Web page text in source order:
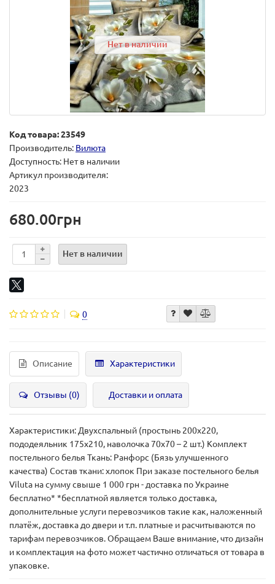
Нет в наличии
Код товара: 23549
Производитель: Вилюта
Доступность: Нет в наличии
Артикул производителя:
2023
680.00грн
Нет в наличии
0
Описание Характеристики
Отзывы (0) Доставки и оплата
Характеристики: Двухспальный (простынь 200х220,
пододеяльник 175х210, наволочка 70х70 – 2 шт.) Комплект
постельного белья Ткань: Ранфорс (Бязь улучшенного
качества) Состав ткани: хлопок При заказе постельного белья
Viluta на сумму свыше 1 000 грн - доставка по Украине
беcплатно* *бесплатной является только доставка,
дополнительные услуги перевозчиков такие как, наложенный
платёж, доставка до двери и т.п. платные и расчитываются по
тарифам перевозчиков. Обращаем Ваше внимание, что дизайн
и комплектация на фото может частично отличаться от товара в
упаковке.